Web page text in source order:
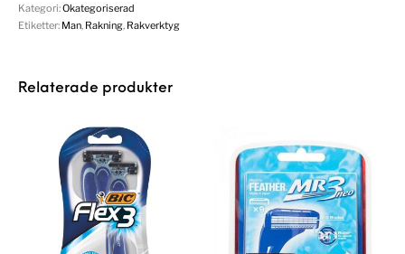
Kategori:Okategoriserad
Etiketter: Man Rakning Rakverktyg
Relaterade produkter